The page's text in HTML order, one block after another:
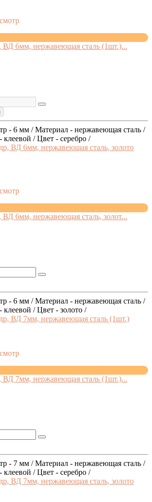
ВД 6мм, нержавеющая сталь (1шт.)...
- 6 мм / Материал - нержавеющая сталь /
/ Цвет - серебро /
6мм, нержавеющая сталь, золот...
- 6 мм / Материал - нержавеющая сталь /
/ Цвет - золото /
ВД 7мм, нержавеющая сталь (1шт.)...
- 7 мм / Материал - нержавеющая сталь /
/ Цвет - серебро /